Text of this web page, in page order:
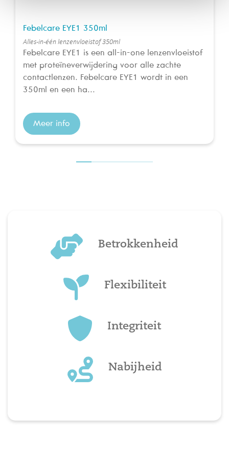
Febelcare EYE1 350ml
Alles-in-één lenzenvloeistof 350ml
Febelcare EYE1 is een all-in-one lenzenvloeistof
met proteïneverwijdering voor alle zachte
contactlenzen. Febelcare EYE1 wordt in een
350ml en een ha...
Meer info
Betrokkenheid
Flexibiliteit
Integriteit
Nabijheid